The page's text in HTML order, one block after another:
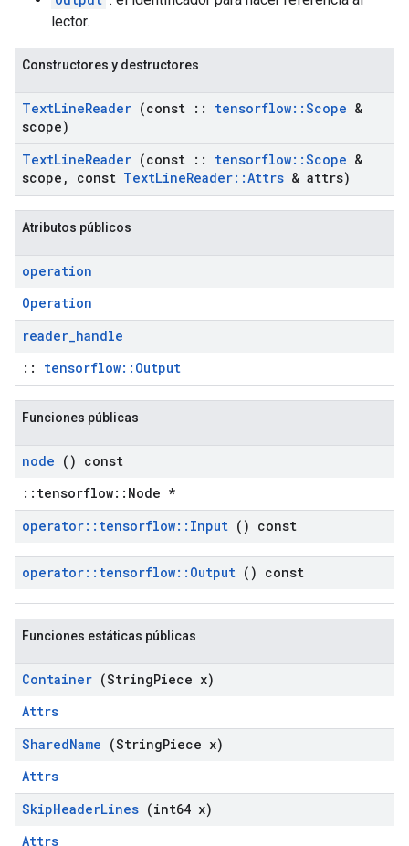
lector.
Constructores y destructores
TextLineReader (const :: tensorflow::Scope &
scope)
TextLineReader (const :: tensorflow::Scope &
scope , const TextLineReader::Attrs & attrs)
Atributos públicos
operation
Operation
reader_handle
:: tensorflow::Output
Funciones públicas
node () const
::tensorflow::Node *
operator:: tensorflow:: Input () const
operator:: tensorflow:: Output () const
Funciones estáticas públicas
Container (StringPiece x)
Attrs
SharedName (StringPiece x)
Attrs
SkipHeaderLines (int64 x)
Attrs